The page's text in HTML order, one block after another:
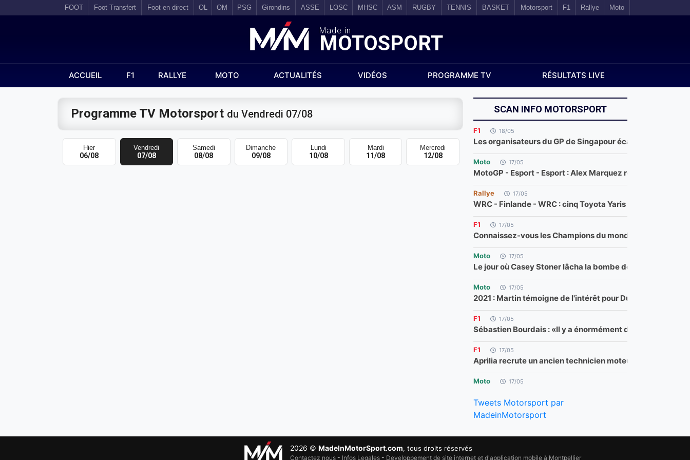
Made in
MOTOSPORT
ACCUEIL F1 RALLYE MOTO ACTUALITÉS VIDÉOS PROGRAMME TV RÉSULTATS LIVE
Programme TV Motorsport du Vendredi 07/08
Hier
06/08
Vendredi
07/08
Samedi
08/08
Dimanche
09/08
Lundi
10/08
Mardi
11/08
Mercredi
12/08
SCAN INFO MOTORSPORT
F1 18/05
Les organisateurs du GP de Singapour écartent l'idée
Moto 17/05
MotoGP - Esport - Esport : Alex Marquez remporte le GP
Rallye 17/05
WRC - Finlande - WRC : cinq Toyota Yaris au Rallye de
F1 17/05
Connaissez-vous les Champions du monde de F1 ?
Moto 17/05
Le jour où Casey Stoner lâcha la bombe de sa retraite
Moto 17/05
2021 : Martin témoigne de l'intérêt pour Ducati
F1 17/05
Sébastien Bourdais : «Il y a énormément de talent en
F1 17/05
Aprilia recrute un ancien technicien moteur F1 pour sa RS-
Moto 17/05
F1 17/05
Ferrari, McLaren, duel de légendes, saison mythique :
Le top 3 va "faire face à des défis" pour atteindre le
Tweets Motorsport par
MadeinMotorsport
2026 ©MadeInMotorSport.com, tous droits réservés
Contactez nous - Infos Legales - Developpement de site internet et d'application mobile à Montpellier
FOOT Foot Transfert Foot en direct OL OM PSG Girondins ASSE LOSC MHSC ASM RUGBY TENNIS BASKET Motorsport F1 Rallye Moto